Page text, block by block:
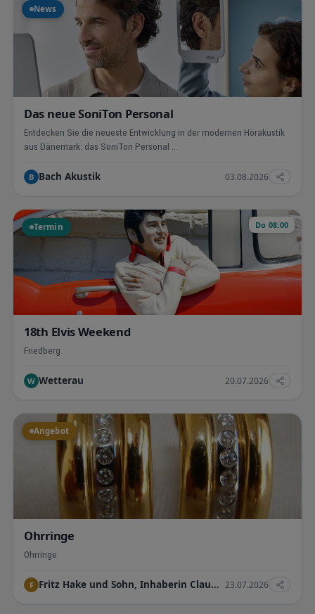
News
Das neue SoniTon Personal
Entdecken Sie die neueste Entwicklung in der modernen Hörakustik
aus Dänemark: das SoniTon Personal …
B Bach Akustik 03.08.2026
Termin Do 08:00
18th Elvis Weekend
Friedberg
W Wetterau 20.07.2026
Angebot
Ohrringe
Ohrringe
F Fritz Hake und Sohn, Inhaberin Claudia Hake e.K.
23.07.2026